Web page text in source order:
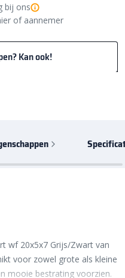
bij ons
of aannemer
Kan ook!
wf 20x5x7 Grijs/Zwart van
voor zowel grote als kleine
mooie bestrating voorzien.